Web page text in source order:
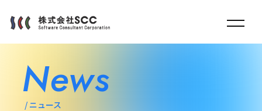
News
ニュース